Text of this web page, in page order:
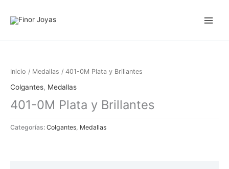
Inicio / Medallas / 401-0M Plata y Brillantes
Colgantes, Medallas
401-0M Plata y Brillantes
Categorías: Colgantes Medallas